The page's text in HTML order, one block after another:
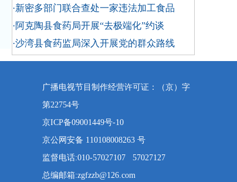
·新密多部门联合查处一家违法加工食品
·阿克陶县食药局开展“去极端化”约谈
·沙湾县食药监局深入开展党的群众路线
广播电视节目制作经营许可证：（京）字
第22754号
京ICP备09001449号-10
京公网安备 110108008263 号
监督电话:010-57027107 57027127
总编邮箱:zgfzzb@126.com